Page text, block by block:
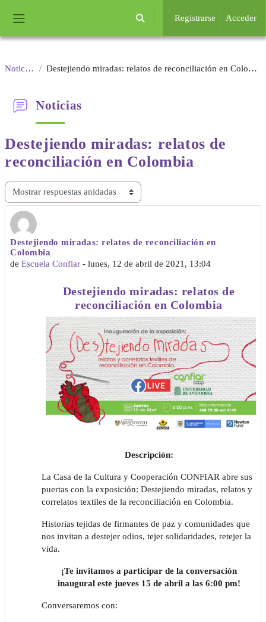
Selector de búsqueda de entrada
Registrarse Acceder
Noticias Destejiendo miradas: relatos de reconciliación en Colombia
Noticias
Destejiendo miradas: relatos de
reconciliación en Colombia
Mostrar modo
Destejiendo miradas: relatos de reconciliación en
Colombia
de Escuela Confiar - lunes, 12 de abril de 2021, 13:04
Número de respuestas: 0
Destejiendo miradas: relatos de
reconciliación en Colombia
Descripción:
La Casa de la Cultura y Cooperación CONFIAR abre sus
puertas con la exposición: Destejiendo miradas, relatos y
correlatos textiles de la reconciliación en Colombia.
Historias tejidas de firmantes de paz y comunidades que
nos invitan a destejer odios, tejer solidaridades, retejer la
vida.
¡Te invitamos a participar de la conversación
inaugural este jueves 15 de abril a las 6:00 pm!
Conversaremos con: